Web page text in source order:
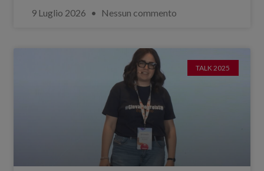
9 Luglio 2026 Nessun commento
TALK 2025